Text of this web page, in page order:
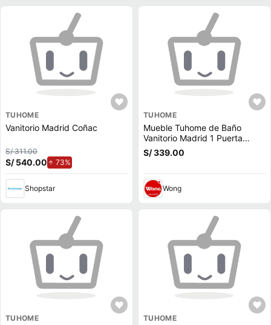
TUHOME
Vanitorio Madrid Coñac
S/ 311.00
S/ 540.00 73%
Shopstar
TUHOME
Mueble Tuhome de Baño
Vanitorio Madrid 1 Puerta
Coñac
S/ 339.00
Wong
TUHOME TUHOME